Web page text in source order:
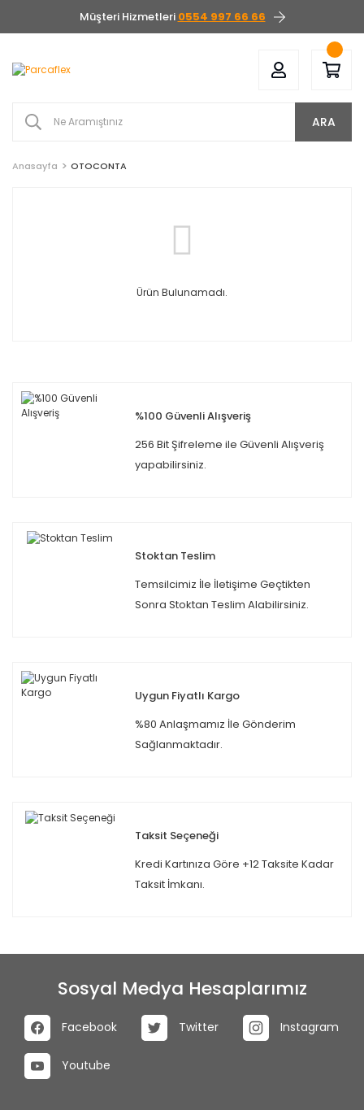
Müşteri Hizmetleri 0554 997 66 66
ARA
Anasayfa OTOCONTA
Ürün Bulunamadı.
%100 Güvenli Alışveriş
256 Bit Şifreleme ile Güvenli Alışveriş
yapabilirsiniz.
Stoktan Teslim
Temsilcimiz İle İletişime Geçtikten
Sonra Stoktan Teslim Alabilirsiniz.
Uygun Fiyatlı Kargo
%80 Anlaşmamız İle Gönderim
Sağlanmaktadır.
Taksit Seçeneği
Kredi Kartınıza Göre +12 Taksite Kadar
Taksit İmkanı.
Sosyal Medya Hesaplarımız
Facebook Twitter Instagram
Youtube